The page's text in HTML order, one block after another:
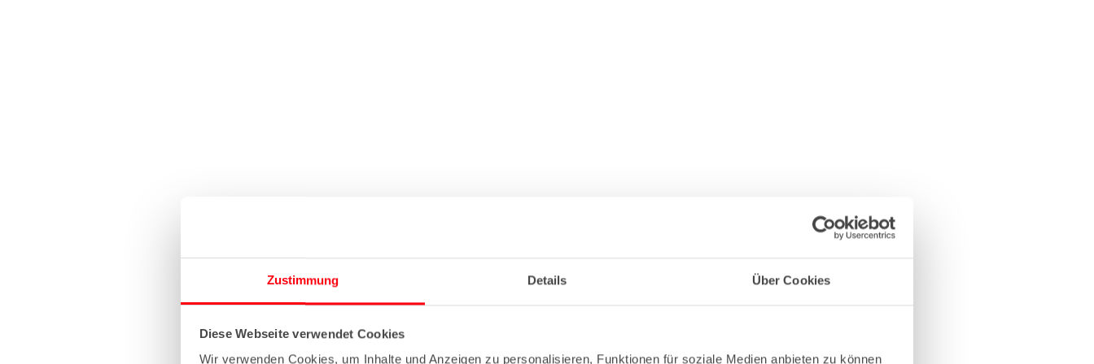
Zustimmung Details Über Cookies
Diese Webseite verwendet Cookies
Wir verwenden Cookies, um Inhalte und Anzeigen zu personalisieren, Funktionen für soziale Medien anbieten zu können